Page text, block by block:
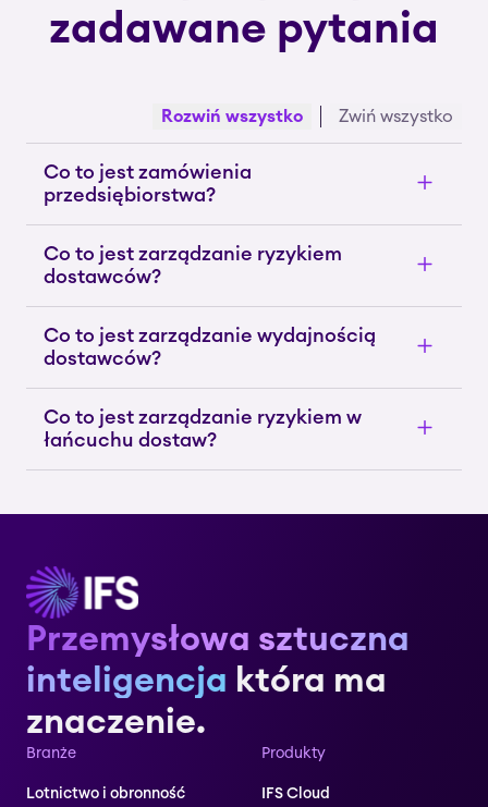
zadawane pytania
Rozwiń wszystko Zwiń wszystko
Co to jest zamówienia
przedsiębiorstwa?
Co to jest zarządzanie ryzykiem
dostawców?
Co to jest zarządzanie wydajnością
dostawców?
Co to jest zarządzanie ryzykiem w
łańcuchu dostaw?
Przemysłowa sztuczna
inteligencja która ma
znaczenie.
Branże
Lotnictwo i obronność
Produkty
IFS Cloud